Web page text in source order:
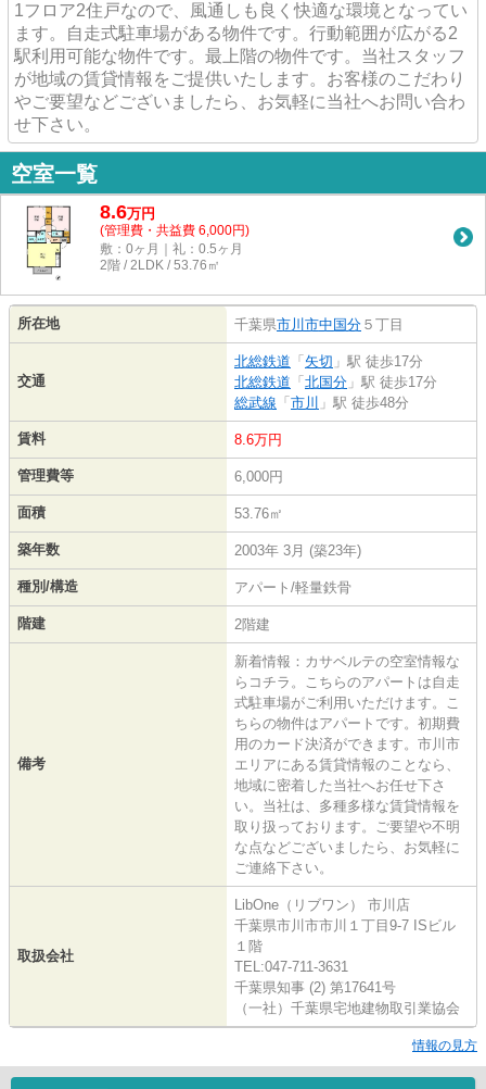
1フロア2住戸なので、風通しも良く快適な環境となってい
ます。自走式駐車場がある物件です。行動範囲が広がる2
駅利用可能な物件です。最上階の物件です。当社スタッフ
が地域の賃貸情報をご提供いたします。お客様のこだわり
やご要望などございましたら、お気軽に当社へお問い合わ
せ下さい。
空室一覧
8.6万円
(管理費・共益費 6,000円)
敷：0ヶ月｜礼：0.5ヶ月
2階 / 2LDK / 53.76㎡
所在地 千葉県市川市中国分 ５丁目
交通
北総鉄道 「 矢切 」駅 徒歩17分
北総鉄道 「 北国分 」駅 徒歩17分
総武線 「 市川 」駅 徒歩48分
賃料 8.6万円
管理費等 6,000円
面積 53.76㎡
築年数 2003年 3月 (築23年)
種別/構造 アパート/軽量鉄骨
階建 2階建
備考
新着情報：カサベルテの空室情報な
らコチラ。こちらのアパートは自走
式駐車場がご利用いただけます。こ
ちらの物件はアパートです。初期費
用のカード決済ができます。市川市
エリアにある賃貸情報のことなら、
地域に密着した当社へお任せ下さ
い。当社は、多種多様な賃貸情報を
取り扱っております。ご要望や不明
な点などございましたら、お気軽に
ご連絡下さい。
取扱会社
LibOne（リブワン） 市川店
千葉県市川市市川１丁目9-7 ISビル
１階
TEL:047-711-3631
千葉県知事 (2) 第17641号
（一社）千葉県宅地建物取引業協会
情報の見方